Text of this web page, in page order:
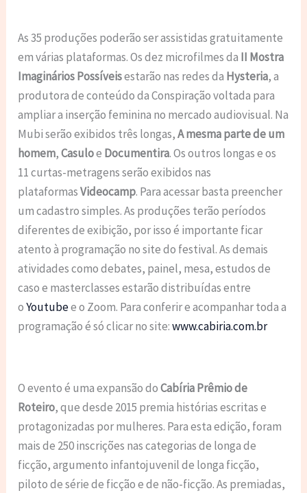
As 35 produções poderão ser assistidas gratuitamente
em várias plataformas. Os dez microfilmes da II Mostra
Imaginários Possíveisestarão nas redes da Hysteria, a
produtora de conteúdo da Conspiração voltada para
ampliar a inserção feminina no mercado audiovisual. Na
Mubi serão exibidos três longas,A mesma parte de um
homem,Casuloe Documentira. Os outros longas e os
11 curtas-metragens serão exibidos nas
plataformasVideocamp. Para acessar basta preencher
um cadastro simples. As produções terão períodos
diferentes de exibição, por isso é importante ficar
atento à programação no site do festival. As demais
atividades como debates, painel, mesa, estudos de
caso e masterclasses estarão distribuídas entre
oYoutubee o Zoom. Para conferir e acompanhar toda a
programação é só clicar no site:www.cabiria.com.br
O evento é uma expansão doCabíria Prêmio de
Roteiro, que desde 2015 premia histórias escritas e
protagonizadas por mulheres. Para esta edição, foram
mais de 250 inscrições nas categorias de longa de
ficção, argumento infantojuvenil de longa ficção,
piloto de série de ficção e de não-ficção. As premiadas,